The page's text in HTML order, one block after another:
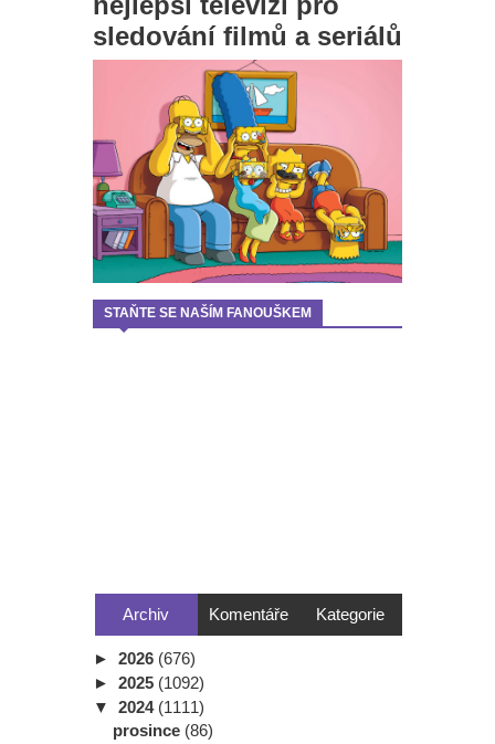
sledování filmů a seriálů
STAŇTE SE NAŠÍM FANOUŠKEM
Archiv Komentáře Kategorie
► 2026 (676)
► 2025 (1092)
▼ 2024 (1111)
prosince (86)